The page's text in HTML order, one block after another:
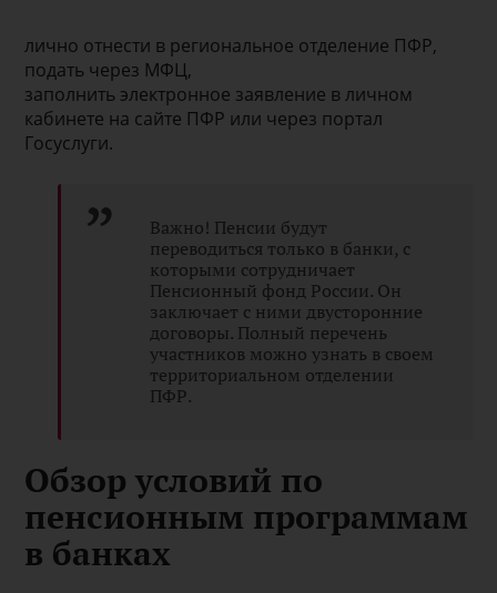
лично отнести в региональное отделение ПФР,
подать через МФЦ,
заполнить электронное заявление в личном
кабинете на сайте ПФР или через портал
Госуслуги.
Важно! Пенсии будут
переводиться только в банки, с
которыми сотрудничает
Пенсионный фонд России. Он
заключает с ними двусторонние
договоры. Полный перечень
участников можно узнать в своем
территориальном отделении
ПФР.
Обзор условий по
пенсионным программам
в банках